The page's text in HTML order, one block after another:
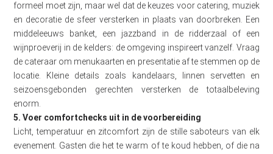
formeel moet zijn, maar wel dat de keuzes voor catering, muziek
en decoratie de sfeer versterken in plaats van doorbreken. Een
middeleeuws banket, een jazzband in de ridderzaal of een
wijnproeverij in de kelders: de omgeving inspireert vanzelf. Vraag
de cateraar om menukaarten en presentatie af te stemmen op de
locatie. Kleine details zoals kandelaars, linnen servetten en
seizoensgebonden gerechten versterken de totaalbeleving
enorm.
5. Voer comfortchecks uit in de voorbereiding
Licht, temperatuur en zitcomfort zijn de stille saboteurs van elk
evenement. Gasten die het te warm of te koud hebben, of die na